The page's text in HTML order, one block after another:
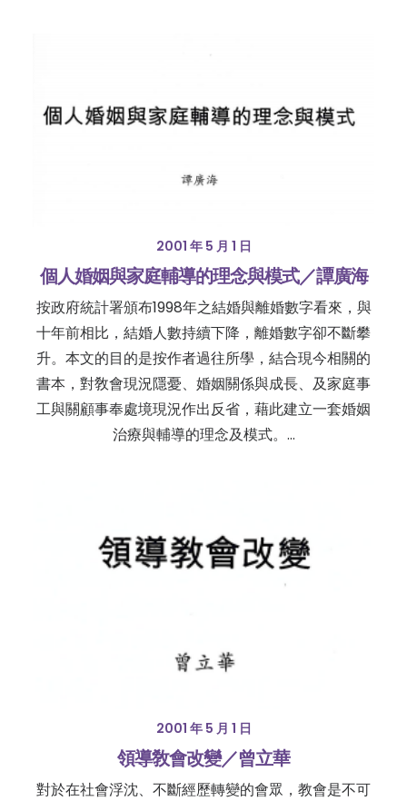
2001 年 5 月 1 日
個人婚姻與家庭輔導的理念與模式／譚廣海
按政府統計署頒布1998年之結婚與離婚數字看來，與
十年前相比，結婚人數持續下降，離婚數字卻不斷攀
升。本文的目的是按作者過往所學，結合現今相關的
書本，對敎會現況隱憂、婚姻關係與成長、及家庭事
工與關顧事奉處境現況作出反省，藉此建立一套婚姻
治療與輔導的理念及模式。…
2001 年 5 月 1 日
領導敎會改變／曾立華
對於在社會浮沈、不斷經歷轉變的會眾，教會是不可